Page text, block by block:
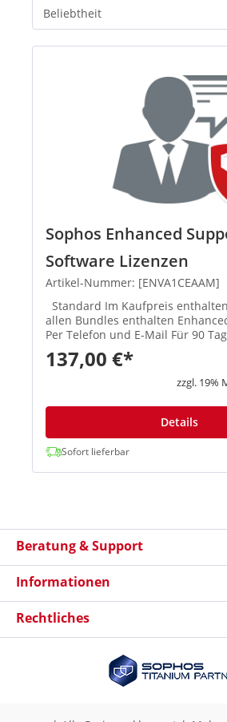
Sophos Enhanced
Software Lizenzen
Artikel-Nummer: [ENVA1CEAAM]
Standard Im Kaufpreis
allen Bundles enthalten Enhanced +
Per Telefon und E-Mail Für 90
Geschäftszeiten) Enthalten (24x7)
(24x7) Sicherheitsupdates & Patches Über die
137,00 €*
zzgl. 19%
Details
Sofort lieferbar
Beratung & Support
Informationen
Rechtliches